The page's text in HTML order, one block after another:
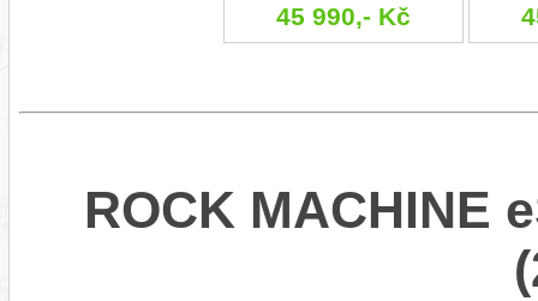
45 990,- Kč
ROCK MACHINE